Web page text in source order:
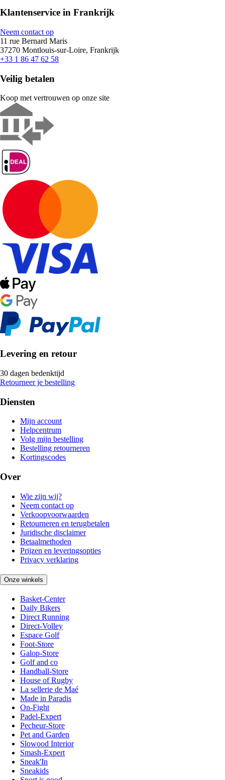
Klantenservice in Frankrijk
Neem contact op
11 rue Bernard Maris
37270 Montlouis-sur-Loire, Frankrijk
+33 1 86 47 62 58
Veilig betalen
Koop met vertrouwen op onze site
Levering en retour
30 dagen bedenktijd
Retourneer je bestelling
Diensten
Mijn account
Helpcentrum
Volg mijn bestelling
Bestelling retourneren
Kortingscodes
Over
Wie zijn wij?
Neem contact op
Verkoopvoorwaarden
Retourneren en terugbetalen
Juridische disclaimer
Betaalmethoden
Prijzen en leveringsopties
Privacy verklaring
Onze winkels
Basket-Center
Daily Bikers
Direct Running
Direct-Volley
Espace Golf
Foot-Store
Galop-Store
Golf and co
Handball-Store
House of Rugby
La sellerie de Maé
Made in Paradis
On-Fight
Padel-Expert
Pecheur-Store
Pet and Garden
Slowood Interior
Smash-Expert
Sneak'In
Sneakids